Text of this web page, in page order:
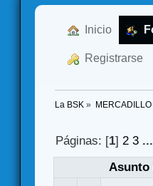
Inicio
Registrarse
La BSK » MERCADILLO
Páginas: [1]2 3
Asunto